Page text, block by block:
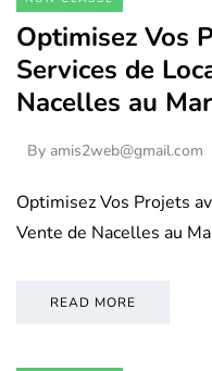
Optimisez Vos
Services de
Nacelles au
By amis2web@gmail.com
Optimisez Vos Projets
Vente de Nacelles au
READ MORE